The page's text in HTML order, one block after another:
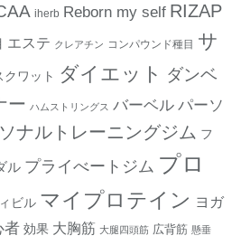
iherb Reborn my self RIZAP
エステ クレアチン コンパウンド種目 サ
クワット ダイエット ダンベ
ー ハムストリングス バーベル パーソ
ナルトレーニングジム フ
ル プライべートジム プロ
ビル マイプロテイン ヨガ
者 効果 大胸筋 大腿四頭筋 広背筋 懸垂